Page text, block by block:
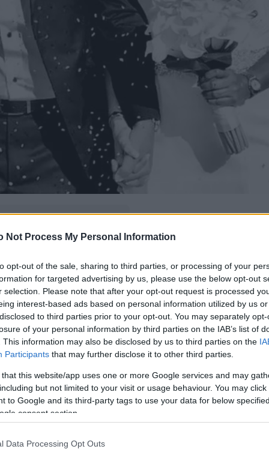
Not Process My Personal Information
opt-out of the sale, sharing to third parties, or processing of your
for targeted advertising by us, please use the below opt-out
selection. Please note that after your opt-out request is processed
interest-based ads based on personal information utilized by us
to third parties prior to your opt-out. You may separately
of your personal information by third parties on the IAB’s list of
This information may also be disclosed by us to third parties on the
Participants that may further disclose it to other third parties.
that this website/app uses one or more Google services and may
but not limited to your visit or usage behaviour. You may
to Google and its third-party tags to use your data for below
consent section.
Data Processing Opt Outs
πιο συχνά
γνωστή δημοσιογράφος και
του StarΚατερίνα
που έκανε πριν λίγη ώρα
instagram αλλά και με μια
βήμα στη σχέση της και
Νικόλα Σερεπίσο. Υπό άκρα
είδηση κανείς, η Κατερίνα
δεσμά του γάμου με τον